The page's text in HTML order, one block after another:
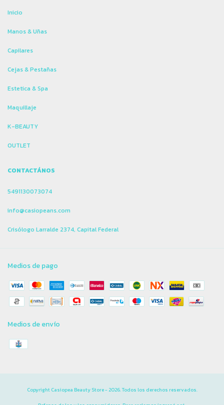
Inicio
Manos & Uñas
Capilares
Cejas & Pestañas
Estetica & Spa
Maquillaje
K-BEAUTY
OUTLET
CONTACTÁNOS
5491130073074
info@casiopeans.com
Crisólogo Larralde 2374, Capital Federal
Medios de pago
Medios de envío
Copyright Casiopea Beauty Store - 2026. Todos los derechos reservados.